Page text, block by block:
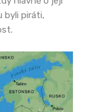
byli piráti,